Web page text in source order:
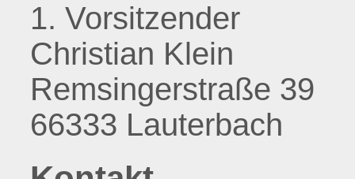
1. Vorsitzender
Christian Klein
Remsingerstraße 39
66333 Lauterbach